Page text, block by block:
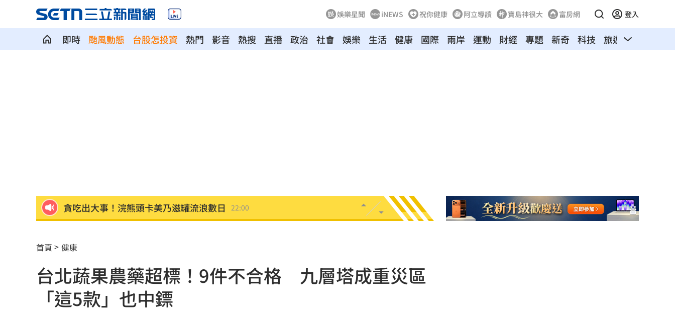
娛樂星聞 iNEWS 祝你健康 阿立導讀 寶島神很大 富房網 登入
即時 颱風動態 台股怎投資 熱門 影音 熱搜 直播 政治 社會 娛樂 生活 健康 國際 兩岸 運動 財經 專題 新奇 科技 旅遊 汽車
貪吃出大事！浣熊頭卡美乃滋罐流浪數日 22:00
處置股新制明上路 台股開盤前2風險 22:00
白海豚23：30解除海警！又1熱帶低壓生成
《大賣空》本尊喊美股會崩盤！專家狠酸了 21:55
婆家父親節超窮酸聚餐！她怒揭檯面下內幕
館長稱高端是生理食鹽水 王浩宇擬告發
首頁 健康
台北蔬果農藥超標！9件不合格 九層塔成重災區
「這5款」也中鏢